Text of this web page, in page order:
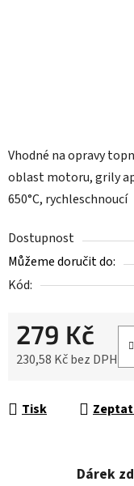
Vhodné na opravy
oblast motoru, grily
650°C, rychleschnoucí
Dostupnost
Můžeme doručit do:
Kód:
279 Kč
230,58 Kč bez DPH
Tisk
Dárek